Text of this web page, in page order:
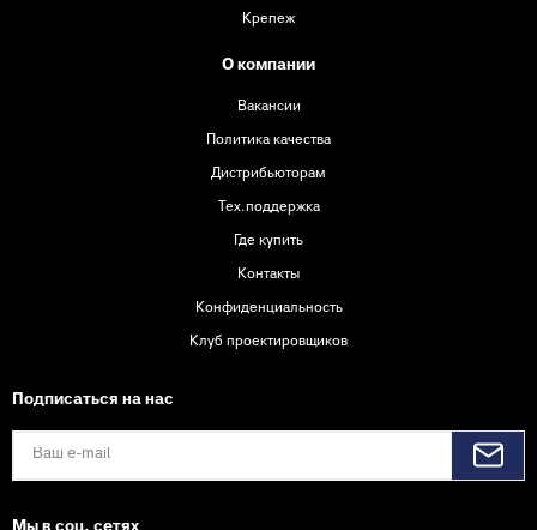
Крепеж
О компании
Вакансии
Политика качества
Дистрибьюторам
Тех.поддержка
Где купить
Контакты
Конфиденциальность
Клуб проектировщиков
Подписаться на нас